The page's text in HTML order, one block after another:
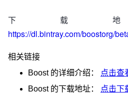
下载
https://dl.bintray.com/boostorg/
相关链接
Boost的详细介绍：
点击查
Boost的下载地址： 点击下